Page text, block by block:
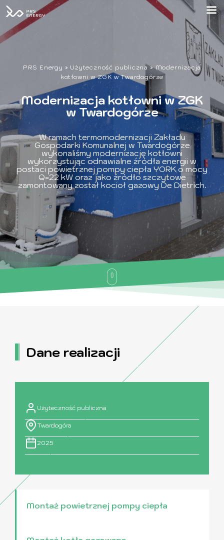
PRS Energy » Użyteczność publiczna»Modernizacja
kotłowni w ZGK w Twardogórze
Modernizacja kotłowni w ZGK
w Twardogórze
W ramach termomodernizacji Zakładu
Gospodarki Komunalnej w Twardogórze
wykonaliśmy modernizację kotłowni
wykorzystując odnawialne źródła energii w
postaci powietrznej pompy ciepła YORK o mocy
Q=22 kW oraz jako źródło szczytowe
zamontowany został kocioł gazowy De Dietrich.
Dane realizacji
Użyteczność publiczna
Twardogóra
2025
Montaż powietrznej pompy ciepła